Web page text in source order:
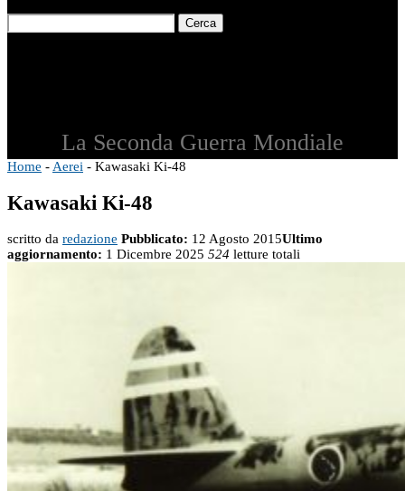
Cerca
La Seconda Guerra Mondiale
Home - Aerei - Kawasaki Ki-48
Kawasaki Ki-48
scritto da redazione Pubblicato: 12 Agosto 2015Ultimo
aggiornamento: 1 Dicembre 2025 524 letture totali